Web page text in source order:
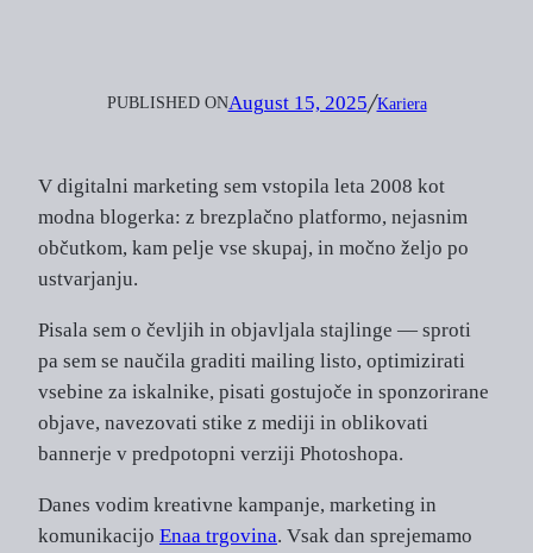
PUBLISHED ONAugust 15, 2025╱Kariera
V digitalni marketing sem vstopila leta 2008 kot
modna blogerka: z brezplačno platformo, nejasnim
občutkom, kam pelje vse skupaj, in močno željo po
ustvarjanju.
Pisala sem o čevljih in objavljala stajlinge — sproti
pa sem se naučila graditi mailing listo, optimizirati
vsebine za iskalnike, pisati gostujoče in sponzorirane
objave, navezovati stike z mediji in oblikovati
bannerje v predpotopni verziji Photoshopa.
Danes vodim kreativne kampanje, marketing in
komunikacijo Enaa trgovina. Vsak dan sprejemamo